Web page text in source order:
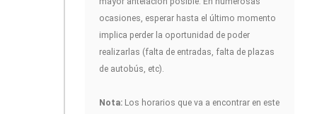
ocasiones, esperar hasta el último momento
implica perder la oportunidad de poder
realizarlas (falta de entradas, falta de plazas
de autobús, etc).
Nota: Los horarios que va a encontrar en este